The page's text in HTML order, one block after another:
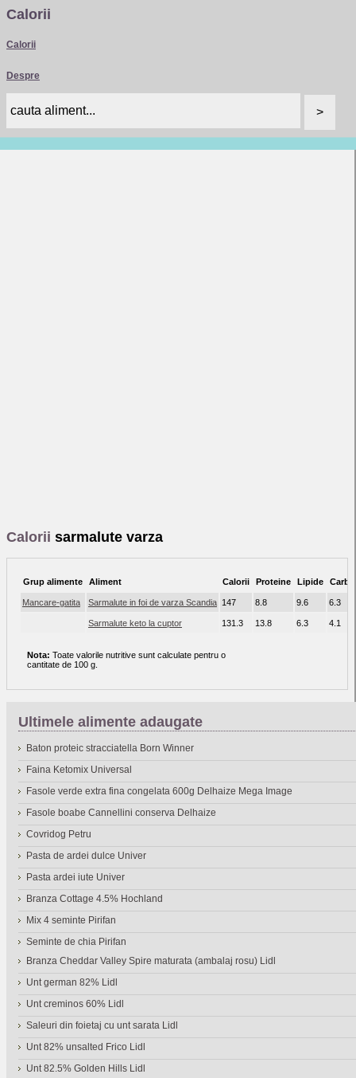
Calorii
Calorii
Despre
Calorii sarmalute varza
Grup alimente Aliment Calorii Proteine Lipide
Mancare-gatita Sarmalute in foi de varza Scandia 147 8.8 9.6 6.3
Sarmalute keto la cuptor 131.3 13.8 6.3 4.1
Nota: Toate valorile nutritive sunt calculate pentru o
cantitate de 100 g.
Ultimele alimente adaugate
Baton proteic stracciatella Born Winner
Faina Ketomix Universal
Fasole verde extra fina congelata 600g Delhaize Mega Image
Fasole boabe Cannellini conserva Delhaize
Covridog Petru
Pasta de ardei dulce Univer
Pasta ardei iute Univer
Branza Cottage 4.5% Hochland
Mix 4 seminte Pirifan
Seminte de chia Pirifan
Branza Cheddar Valley Spire maturata (ambalaj rosu) Lidl
Unt german 82% Lidl
Unt creminos 60% Lidl
Saleuri din foietaj cu unt sarata Lidl
Unt 82% unsalted Frico Lidl
Unt 82.5% Golden Hills Lidl